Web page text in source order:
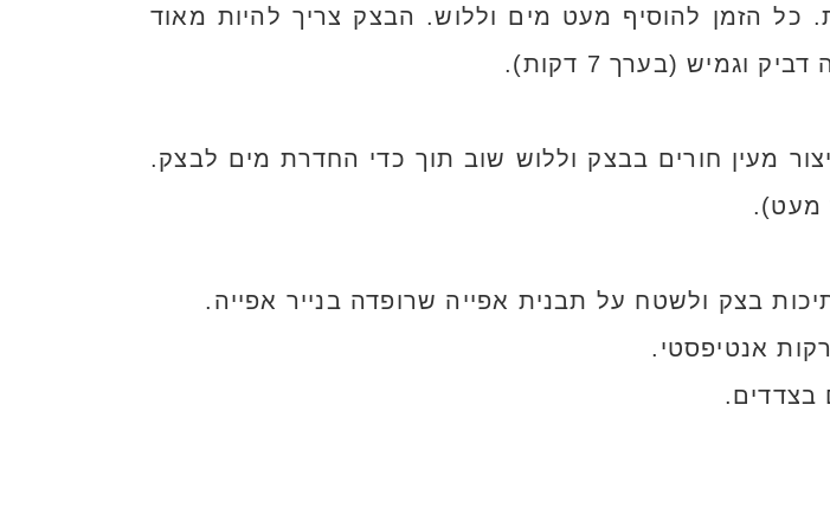
כל הזמן להוסיף מעט מים וללוש. הבצק צריך להיות מאוד
(בערך 7 דקות).
מעין חורים בבצק וללוש שוב תוך כדי החדרת מים לבצק.
אנטיפסטי.